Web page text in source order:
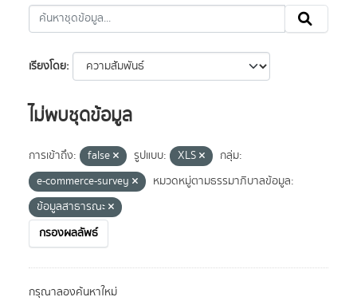
เรียงโดย
ไม่พบชุดข้อมูล
การเข้าถึง: false รูปแบบ: XLS
กลุ่ม:
e-commerce-survey
หมวดหมู่ตามธรรมาภิบาลข้อมูล:
ข้อมูลสาธารณะ
กรองผลลัพธ์
กรุณาลองค้นหาใหม่